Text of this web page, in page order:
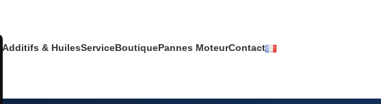
Additifs & HuilesServiceBoutiquePannes MoteurContact